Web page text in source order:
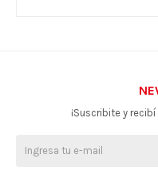
¡Suscribite y